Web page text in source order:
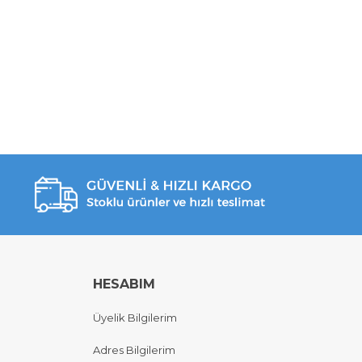
HESABIM
Üyelik Bilgilerim
Adres Bilgilerim